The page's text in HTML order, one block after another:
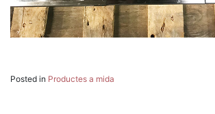
Posted in Productes a mida